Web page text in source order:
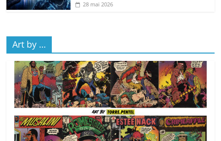
28 mai 2026
Art by …